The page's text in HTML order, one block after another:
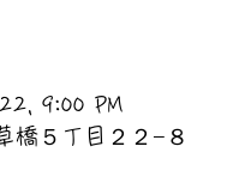
9:00 PM
橋５丁目２２−８